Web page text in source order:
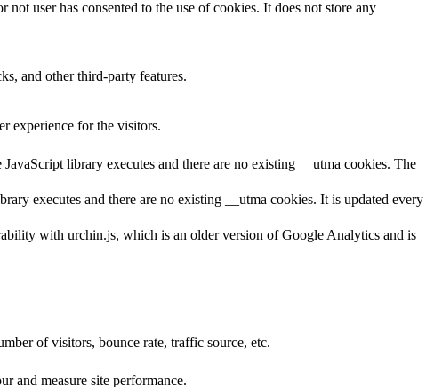
user has consented to the use of cookies. It does not store any
and other third-party features.
experience for the visitors.
library executes and there are no existing __utma cookies. The
executes and there are no existing __utma cookies. It is updated every
with urchin.js, which is an older version of Google Analytics and is
of visitors, bounce rate, traffic source, etc.
and measure site performance.